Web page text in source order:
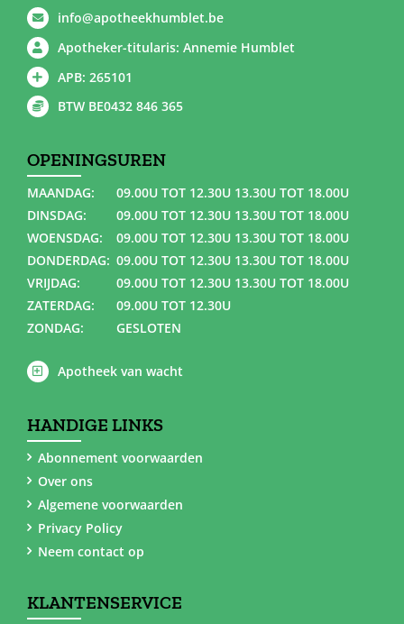
info@apotheekhumblet.be
Apotheker-titularis: Annemie Humblet
APB: 265101
BTW BE0432 846 365
OPENINGSUREN
MAANDAG:
09.00U TOT 12.30U 13.30U TOT 18.00U
DINSDAG:
09.00U TOT 12.30U 13.30U TOT 18.00U
WOENSDAG:
09.00U TOT 12.30U 13.30U TOT 18.00U
DONDERDAG: 09.00U TOT 12.30U 13.30U TOT 18.00U
VRIJDAG:
09.00U TOT 12.30U 13.30U TOT 18.00U
ZATERDAG:
09.00U TOT 12.30U
ZONDAG:
GESLOTEN
Apotheek van wacht
HANDIGE LINKS
Abonnement voorwaarden
Over ons
Algemene voorwaarden
Privacy Policy
Neem contact op
KLANTENSERVICE